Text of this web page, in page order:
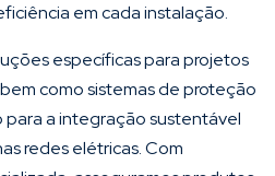
em cada instalação.
específicas para projetos
como sistemas de proteção
a integração sustentável
redes elétricas. Com